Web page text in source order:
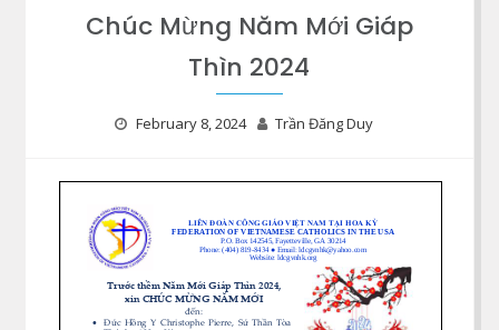
Chúc Mừng Năm Mới Giáp
Thìn 2024
February 8, 2024 Trần Đăng Duy